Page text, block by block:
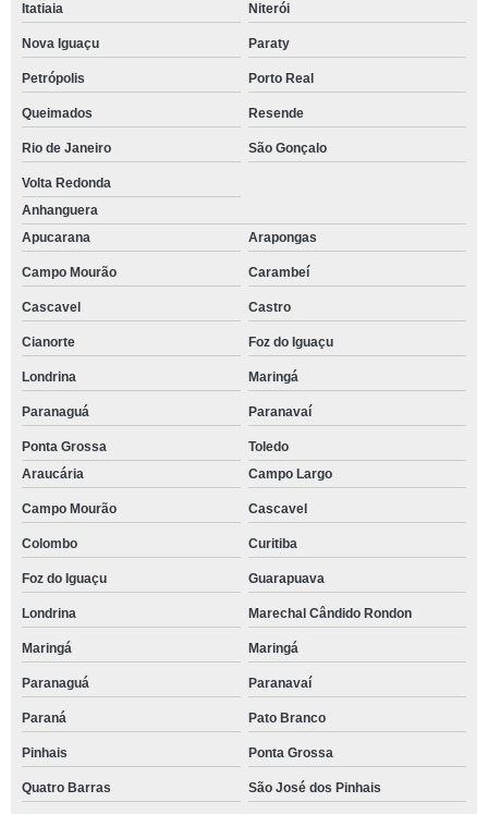
Itatiaia Niterói
Nova Iguaçu Paraty
Petrópolis Porto Real
Queimados Resende
Rio de Janeiro São Gonçalo
Volta Redonda
Anhanguera
Apucarana
Arapongas
Campo Mourão Carambeí
Cascavel Castro
Cianorte Foz do Iguaçu
Londrina Maringá
Paranaguá Paranavaí
Ponta Grossa
Toledo
Araucária
Campo Largo
Campo Mourão Cascavel
Colombo Curitiba
Foz do Iguaçu Guarapuava
Londrina Marechal Cândido Rondon
Maringá Maringá
Paranaguá Paranavaí
Paraná Pato Branco
Pinhais Ponta Grossa
Quatro Barras São José dos Pinhais